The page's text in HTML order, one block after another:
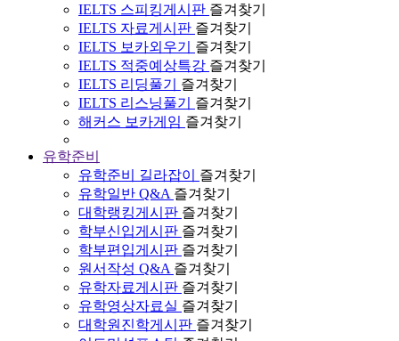
IELTS 스피킹게시판 즐겨찾기
IELTS 자료게시판 즐겨찾기
IELTS 보카외우기
즐겨찾기
IELTS 적중예상특강 즐겨찾기
IELTS 리딩풀기
즐겨찾기
IELTS 리스닝풀기
즐겨찾기
해커스 보카게임 즐겨찾기
유학준비
유학준비 길라잡이
즐겨찾기
유학일반 Q&A 즐겨찾기
대학랭킹게시판 즐겨찾기
학부신입게시판 즐겨찾기
학부편입게시판 즐겨찾기
원서작성 Q&A 즐겨찾기
유학자료게시판 즐겨찾기
유학영상자료실 즐겨찾기
대학원진학게시판 즐겨찾기